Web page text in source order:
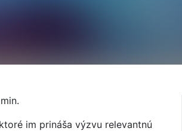
im prináša výzvu relevantnú